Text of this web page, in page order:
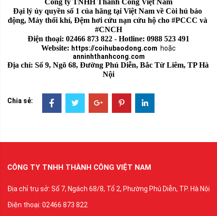
Đại lý ủy quyền số 1 của hãng tại Việt Nam về Còi hú báo
động, Máy thổi khí, Đệm hơi cứu nạn cứu hộ cho #PCCC và
#CNCH
Điện thoại: 02466 873 822 - Hotline: 0988 523 491
Website: https://coihubaodong.com hoặc
anninhthanhcong.com
Địa chỉ: Số 9, Ngõ 68, Đường Phú Diễn, Bắc Từ Liêm, TP Hà
Nội
Chia sẻ:
CÔNG TY TNHH THÀNH CÔNG VIỆT NAM
Địa chỉ trụ sở: Số 7, Ngách 68/8, Tổ 2, Phường Phú Diễn, TP. Hà Nội
Điện thoại: 02466 873 822